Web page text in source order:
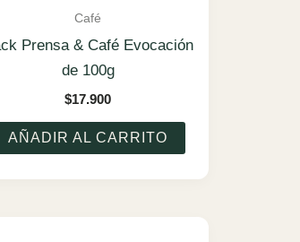
Café
Prensa & Café Evocación
de 100g
$17.900
AÑADIR AL CARRITO